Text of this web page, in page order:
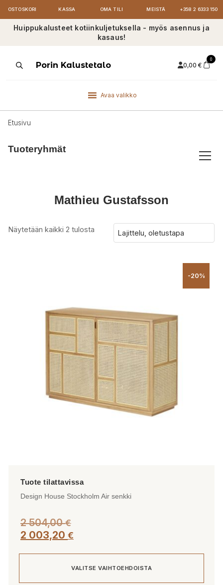
OSTOSKORI KASSA OMA TILI MEISTÄ +358 2 6333 150
Huippukalusteet kotiinkuljetuksella - myös asennus ja
kasaus!
ProductsPorin Kalustetalo 0,00 €
0
Avaa valikko
Etusivu
Tuoteryhmät
Mathieu Gustafsson
Näytetään kaikki 2 tulosta
-20%
Design House Stockholm Air senkki
2 504,00€
2 003,20 €
VALITSE VAIHTOEHDOISTA